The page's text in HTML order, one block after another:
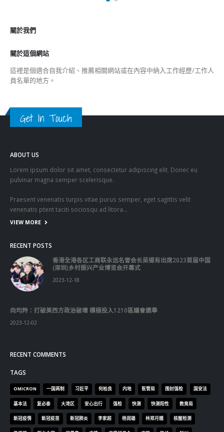
關於我們
關於這個網站
這裡是個適合自我介紹、推薦相關網站或在內容中納入工作經歷/工作人
員名單的地方。
Get In Touch
ABOUT US
Lorem ipsum dolor sit amet, consectetur adipiscing elit. Donec eu
pulvinar magna semper scelerisque.
Praesent venenatis turpis vitae purus semper, eget sagittis velit
venenatis ptent taciti sociosqu ad litora…
VIEW MORE
RECENT POSTS
香港全港各区工商联永远名誉会长吴锡有出席2023首届中国
(深圳)乡村振兴产业博览会开幕式
2023-12-18
向均羚：打破美西方政治破壞 積極投入1210區議會選舉
2023-12-02
RECENT COMMENTS
TAGS
OMICRON 一国两制 习近平 何柏良 内地 医管局 围封强检 国安法
基本法 复必泰 大湾区 安心出行 强检 快测 快测阳性 教育局
新冠疫情 新冠疫苗 新冠肺炎 李家超 杨润雄 林郑月娥 核酸检测